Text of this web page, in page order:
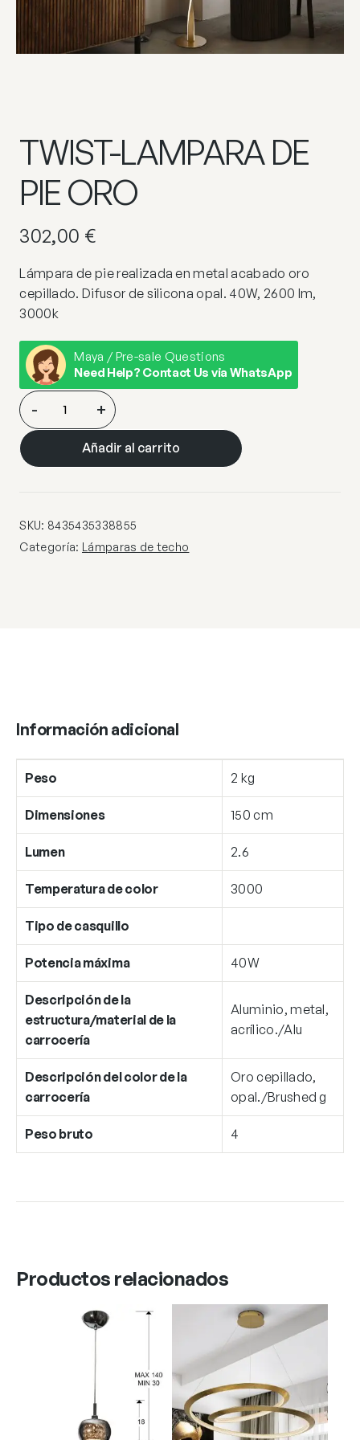
TWIST-LAMPARA DE
PIE ORO
302,00 €
Lámpara de pie realizada en metal acabado oro
cepillado. Difusor de silicona opal. 40W, 2600 lm,
3000k
Maya / Pre-sale Questions
Need Help? Contact Us via WhatsApp
TWIST-
LAMPARA
DE
PIE
- +
Añadir al carrito
SKU: 8435435338855
Categoría: Lámparas de techo
Información adicional
Peso 2 kg
Dimensiones 150 cm
Lumen 2.6
Temperatura de color 3000
Tipo de casquillo
Potencia máxima 40W
Descripción de la
estructura/material de la
carrocería
Aluminio, metal,
acrílico./Alu
Descripción del color de la
carrocería
Oro cepillado,
opal./Brushed g
Peso bruto 4
Productos relacionados